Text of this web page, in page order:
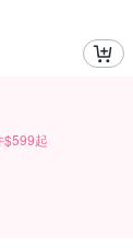
$599起